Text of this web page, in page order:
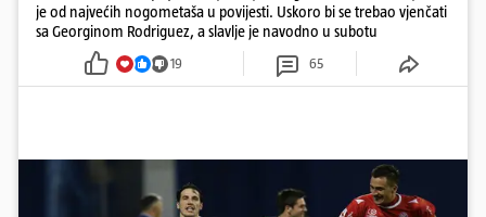
je od najvećih nogometaša u povijesti. Uskoro bi se trebao vjenčati
sa Georginom Rodriguez, a slavlje je navodno u subotu
19 65